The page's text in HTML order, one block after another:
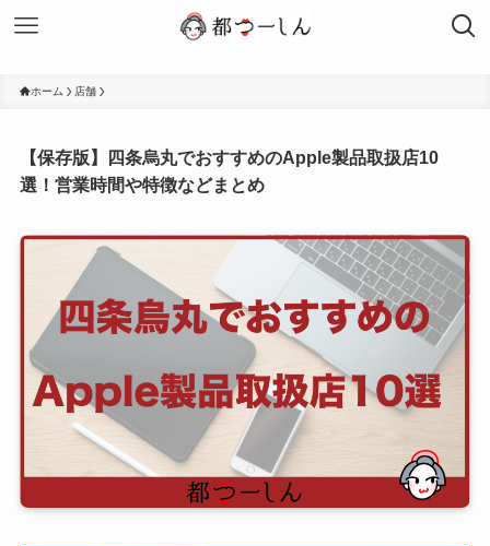
ホーム 店舗
【保存版】四条烏丸でおすすめのApple製品取扱店10
選！営業時間や特徴などまとめ